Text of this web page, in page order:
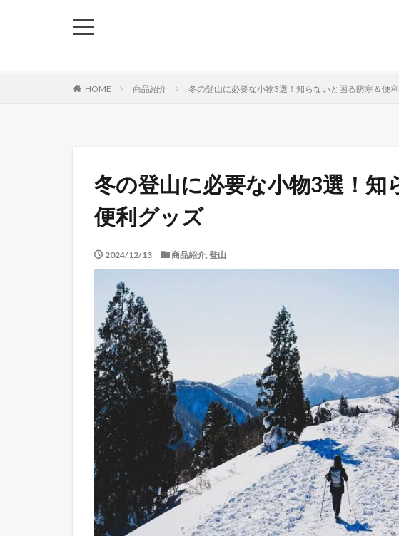
HOME 商品紹介 冬の登山に必要な小物3選！知らないと困る防寒＆便
冬の登山に必要な小物3選！知
便利グッズ
2024/12/13 商品紹介, 登山